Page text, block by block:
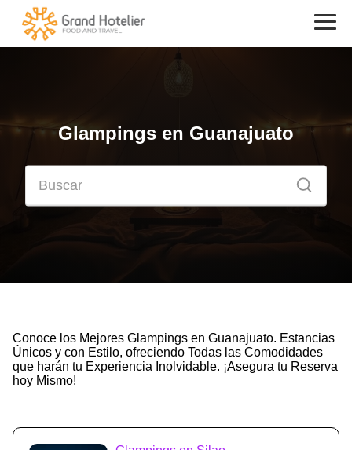
Glampings en Guanajuato
Conoce los Mejores Glampings en Guanajuato. Estancias
Únicos y con Estilo, ofreciendo Todas las Comodidades
que harán tu Experiencia Inolvidable. ¡Asegura tu Reserva
hoy Mismo!